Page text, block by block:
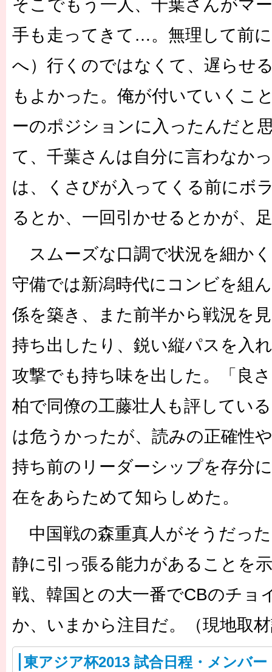
そこでもう一人、千葉さんがマ
手も走ってきて…。無理して前
へ）行くのではなくて、遅らせ
もよかった。俺が付いていくこ
ーのポジションに入ったんだと
て、千葉さんは自分に言わなか
は、くさびが入ってくる前にボ
るとか、一回引かせるとかが、
スムーズな口調で状況を細か
守備では新潟時代にコンビを組
係を築き、また前半から戦況を
持ち出したり、鋭い縦パスを入
攻撃でも持ち味を出した。「良
柏で同僚の工藤壮人も評してい
は危うかったが、読みの正確性
持ち前のリーダーシップを存分
在をあらためて知らしめた。
中国戦の森重真人がそうだっ
静に引っ張る能力があることを
戦、韓国との大一番でCBのチョ
か、いまから注目だ。（現地取
東アジア杯2013 試合日程・メンバー